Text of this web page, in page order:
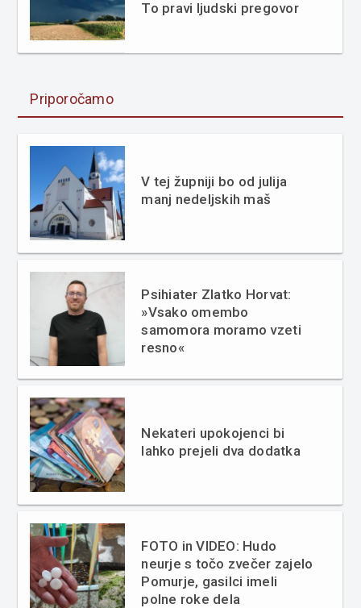
To pravi ljudski pregovor
Priporočamo
V tej župniji bo od julija
manj nedeljskih maš
Psihiater Zlatko Horvat:
»Vsako omembo
samomora moramo vzeti
resno«
Nekateri upokojenci bi
lahko prejeli dva dodatka
FOTO in VIDEO: Hudo
neurje s točo zvečer zajelo
Pomurje, gasilci imeli
polne roke dela